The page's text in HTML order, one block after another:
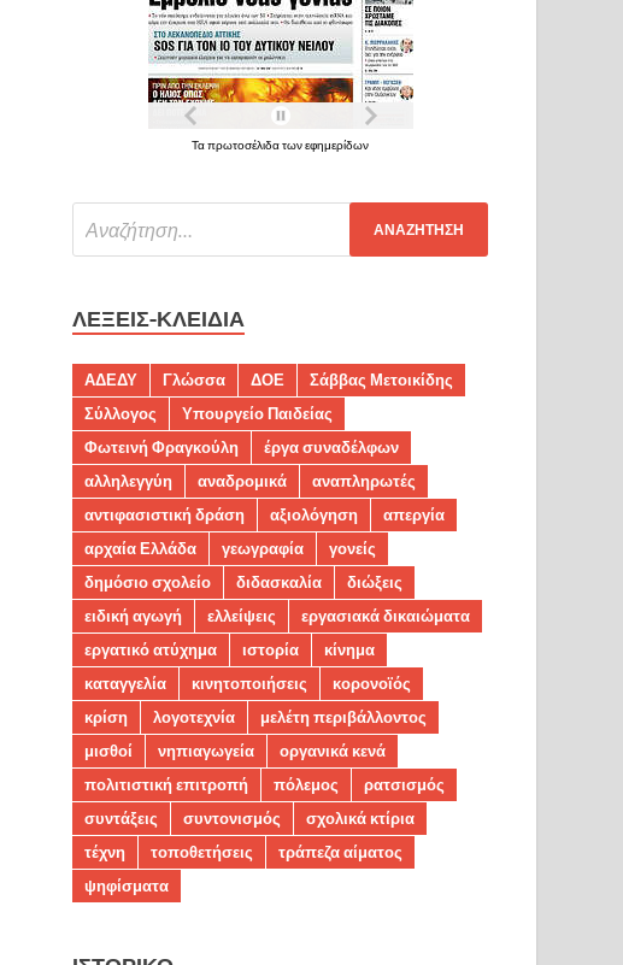
Τα πρωτοσέλιδα των εφημερίδων
ΛΈΞΕΙΣ-ΚΛΕΙΔΙΆ
ΑΔΕΔΥ Γλώσσα ΔΟΕ
Σάββας Μετοικίδης
Σύλλογος
Υπουργείο Παιδείας
Φωτεινή Φραγκούλη
έργα συναδέλφων
αλληλεγγύη
αναδρομικά
αναπληρωτές
αντιφασιστική δράση
αξιολόγηση
απεργία
αρχαία Ελλάδα
γεωγραφία
γονείς
δημόσιο σχολείο
διδασκαλία
διώξεις
ειδική αγωγή
ελλείψεις
εργασιακά δικαιώματα
εργατικό ατύχημα
ιστορία
κίνημα
καταγγελία
κινητοποιήσεις
κορονοϊός
κρίση
λογοτεχνία
μελέτη περιβάλλοντος
μισθοί
νηπιαγωγεία
οργανικά κενά
πολιτιστική επιτροπή
πόλεμος
ρατσισμός
συντάξεις
συντονισμός
σχολικά κτίρια
τέχνη
τοποθετήσεις
τράπεζα αίματος
ψηφίσματα